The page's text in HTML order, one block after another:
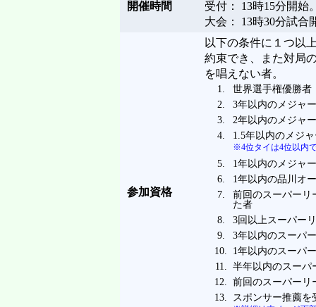
開催時間
受付： 13時15分開始
大会： 13時30分試合
参加資格
以下の条件に１つ以
約束でき、また対局
を唱えない者。
1.
世界選手権優勝者
2.
3年以内のメジャ
3.
2年以内のメジャ
4.
1.5年以内のメジ
※4位タイは4位以内
5.
1年以内のメジャ
6.
1年以内の品川オ
7.
前回のスーパーリ
た者
8.
3回以上スーパー
9.
3年以内のスーパ
10.
1年以内のスーパ
11. 半年以内のスーパ
12. 前回のスーパーリ
13.
スポンサー推薦を